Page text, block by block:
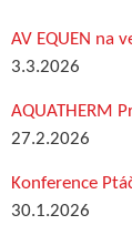
AV EQUEN na
3.3.2026
AQUATHERM
27.2.2026
Konference
30.1.2026